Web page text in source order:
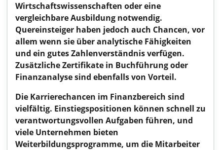
Wirtschaftswissenschaften oder eine
vergleichbare Ausbildung notwendig.
Quereinsteiger haben jedoch auch Chancen, vor
allem wenn sie über analytische Fähigkeiten
und ein gutes Zahlenverständnis verfügen.
Zusätzliche Zertifikate in Buchführung oder
Finanzanalyse sind ebenfalls von Vorteil.
Die Karrierechancen im Finanzbereich sind
vielfältig. Einstiegspositionen können schnell zu
verantwortungsvollen Aufgaben führen, und
viele Unternehmen bieten
Weiterbildungsprogramme, um die Mitarbeiter